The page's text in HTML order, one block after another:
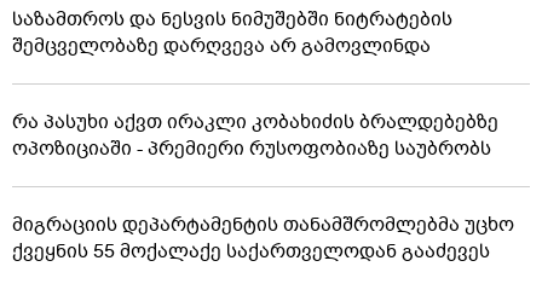
საზამთროს და ნესვის ნიმუშებში ნიტრატების
შემცველობაზე დარღვევა არ გამოვლინდა
რა პასუხი აქვთ ირაკლი კობახიძის ბრალდებებზე
ოპოზიციაში - პრემიერი რუსოფობიაზე საუბრობს
მიგრაციის დეპარტამენტის თანამშრომლებმა უცხო
ქვეყნის 55 მოქალაქე საქართველოდან გააძევეს